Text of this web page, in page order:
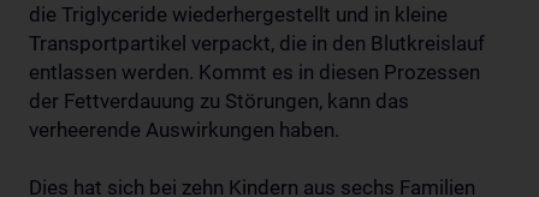
die Triglyceride wiederhergestellt und in kleine
Transportpartikel verpackt, die in den Blutkreislauf
entlassen werden. Kommt es in diesen Prozessen
der Fettverdauung zu Störungen, kann das
verheerende Auswirkungen haben.
Dies hat sich bei zehn Kindern aus sechs Familien